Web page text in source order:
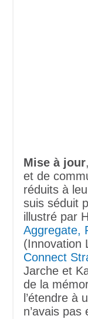
Mise à jour
et de
réduits à
suis séduit
illustré par
Aggregate,
(Innovation
Connect
Jarche et
de la
l’étendre à
n’avais pas